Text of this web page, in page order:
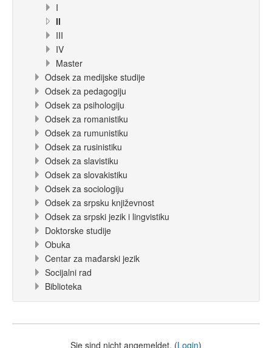
I
II
III
IV
Master
Odsek za medijske studije
Odsek za pedagogiju
Odsek za psihologiju
Odsek za romanistiku
Odsek za rumunistiku
Odsek za rusinistiku
Odsek za slavistiku
Odsek za slovakistiku
Odsek za sociologiju
Odsek za srpsku književnost
Odsek za srpski jezik i lingvistiku
Doktorske studije
Obuka
Centar za mađarski jezik
Socijalni rad
Biblioteka
Sie sind nicht angemeldet. (Login)